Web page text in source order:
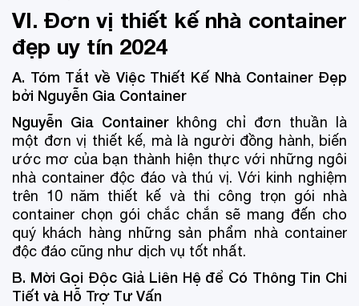
VI. Đơn vị thiết kế nhà container
đẹp uy tín 2024
A. Tóm Tắt về Việc Thiết Kế Nhà Container Đẹp
bởi Nguyễn Gia Container
Nguyễn Gia Containerkhông chỉ đơn thuần là
một đơn vị thiết kế, mà là người đồng hành, biến
ước mơ của bạn thành hiện thực với những ngôi
nhà container độc đáo và thú vị. Với kinh nghiệm
trên 10 năm thiết kế và thi công trọn gói nhà
container chọn gói chắc chắn sẽ mang đến cho
quý khách hàng những sản phẩm nhà container
độc đáo cũng như dịch vụ tốt nhất.
B. Mời Gọi Độc Giả Liên Hệ để Có Thông Tin Chi
Tiết và Hỗ Trợ Tư Vấn